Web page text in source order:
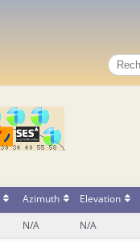
Azimuth Elevation
N/A N/A